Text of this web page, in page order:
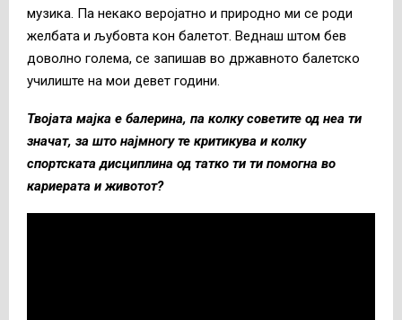
музика. Па некако веројатно и природно ми се роди
желбата и љубовта кон балетот. Веднаш штом бев
доволно голема, се запишав во државното балетско
училиште на мои девет години.
Твојата мајка е балерина, па колку советите од неа ти
значат, за што најмногу те критикува и колку
спортската дисциплина од татко ти ти помогна во
кариерата и животот?